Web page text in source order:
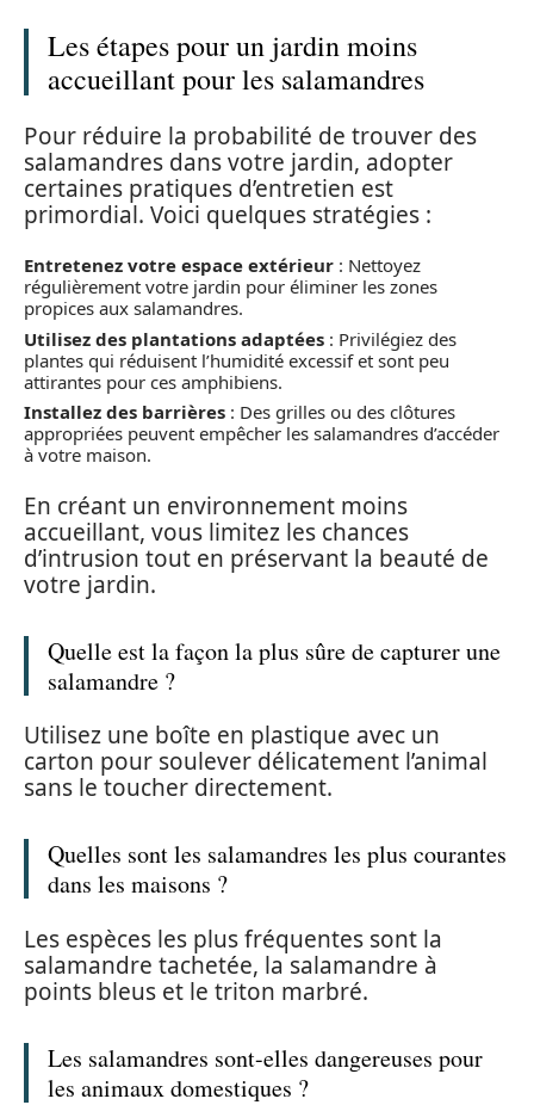
Les étapes pour un jardin moins
accueillant pour les salamandres
Pour réduire la probabilité de trouver des
salamandres dans votre jardin, adopter
certaines pratiques d’entretien est
primordial. Voici quelques stratégies :
Entretenez votre espace extérieur : Nettoyez
régulièrement votre jardin pour éliminer les zones
propices aux salamandres.
Utilisez des plantations adaptées : Privilégiez des
plantes qui réduisent l’humidité excessif et sont peu
attirantes pour ces amphibiens.
Installez des barrières : Des grilles ou des clôtures
appropriées peuvent empêcher les salamandres d’accéder
à votre maison.
En créant un environnement moins
accueillant, vous limitez les chances
d’intrusion tout en préservant la beauté de
votre jardin.
Quelle est la façon la plus sûre de capturer une
salamandre ?
Utilisez une boîte en plastique avec un
carton pour soulever délicatement l’animal
sans le toucher directement.
Quelles sont les salamandres les plus courantes
dans les maisons ?
Les espèces les plus fréquentes sont la
salamandre tachetée, la salamandre à
points bleus et le triton marbré.
Les salamandres sont-elles dangereuses pour
les animaux domestiques ?